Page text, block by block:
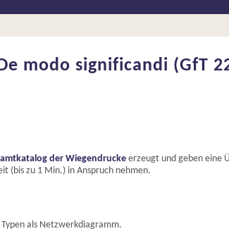
modo significandi (GfT
der Wiegendruckeerzeugt und geben eine
(bis zu 1 Min.) in Anspruch nehmen.
als Netzwerkdiagramm.